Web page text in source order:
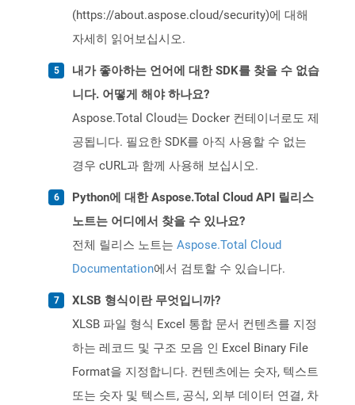
(https://about.aspose.cloud/security)에 대해
자세히 읽어보십시오.
내가 좋아하는 언어에 대한 SDK를 찾을 수 없습
니다. 어떻게 해야 하나요?
Aspose.Total Cloud는 Docker 컨테이너로도 제
공됩니다. 필요한 SDK를 아직 사용할 수 없는
경우 cURL과 함께 사용해 보십시오.
Python에 대한 Aspose.Total Cloud API 릴리스
노트는 어디에서 찾을 수 있나요?
전체 릴리스 노트는 Aspose.Total Cloud
Documentation에서 검토할 수 있습니다.
XLSB 형식이란 무엇입니까?
XLSB 파일 형식 Excel 통합 문서 컨텐츠를 지정
하는 레코드 및 구조 모음 인 Excel Binary File
Format을 지정합니다. 컨텐츠에는 숫자, 텍스트
또는 숫자 및 텍스트, 공식, 외부 데이터 연결, 차